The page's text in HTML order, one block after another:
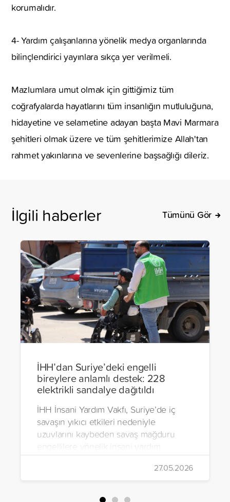
korumalıdır.
4- Yardım çalışanlarına yönelik medya organlarında
bilinçlendirici yayınlara sıkça yer verilmeli.
Mazlumlara umut olmak için gittiğimiz tüm
coğrafyalarda hayatlarını tüm insanlığın mutluluğuna,
hidayetine ve selametine adayan başta Mavi Marmara
şehitleri olmak üzere ve tüm şehitlerimize Allah'tan
rahmet yakınlarına ve sevenlerine başsağlığı dileriz.
İlgili haberler Tümünü Gör
İHH’dan Suriye’deki engelli
bireylere anlamlı destek: 228
elektrikli sandalye dağıtıldı
İHH İnsani Yardım Vakfı, Suriye’de iç
savaşın yıkıcı etkileri nedeniyle
uzuvlarını kaybeden savaş mağduru
engellilere yönelik insani yardım
çalışmalarını aralıksız sürdürüyor. Vakıf,
yürütülen son projeyle Suriye’nin Şam,
Halep, Hama, Humus ve İdlib
bölgelerinde zor şartlarda yaşayan
27.05.2026